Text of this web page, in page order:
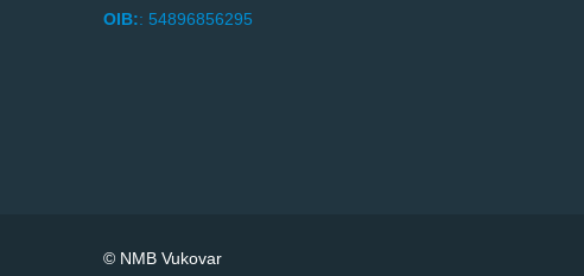
OIB:: 54896856295
© NMB Vukovar